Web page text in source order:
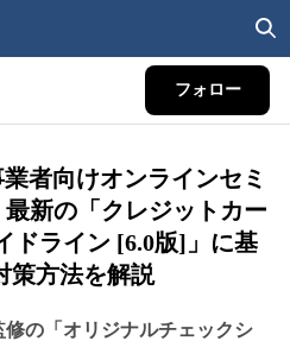
フォロー
業者向けオンラインセミ
新の「クレジットカー
ドライン [6.0版]」に基
策方法を解説
の「オリジナルチェックシ